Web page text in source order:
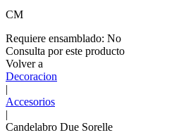
CM
Requiere ensamblado: No
Consulta por este producto
Volver a
Decoracion
|
Accesorios
|
Candelabro Due Sorelle